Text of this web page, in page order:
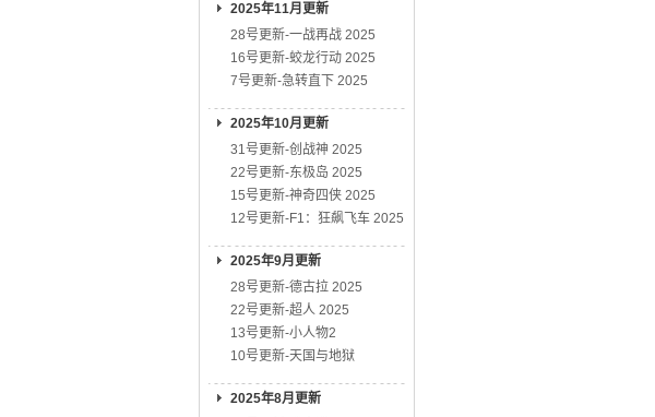
2025年11月更新
28号更新-一战再战 2025
16号更新-蛟龙行动 2025
7号更新-急转直下 2025
2025年10月更新
31号更新-创战神 2025
22号更新-东极岛 2025
15号更新-神奇四侠 2025
12号更新-F1：狂飙飞车 2025
2025年9月更新
28号更新-德古拉 2025
22号更新-超人 2025
13号更新-小人物2
10号更新-天国与地狱
2025年8月更新